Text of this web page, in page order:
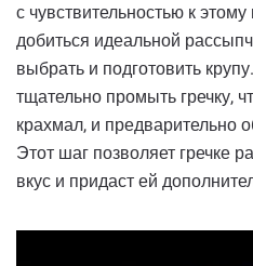
с чувствительностью к
добиться идеальной
выбрать и подготовить
тщательно промыть гречку,
крахмал, и предварительно
Этот шаг позволяет гречке
вкус и придаст ей